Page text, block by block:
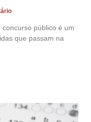
público é um
que passam na